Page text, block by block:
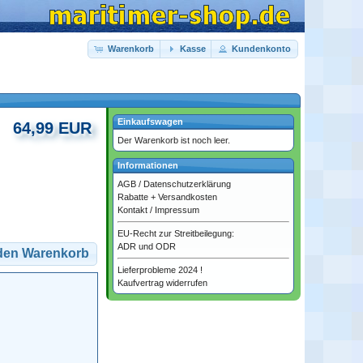
Warenkorb Kasse Kundenkonto
64,99 EUR
Warenkorb
Einkaufswagen
Der Warenkorb ist noch leer.
Informationen
AGB / Datenschutzerklärung
Rabatte + Versandkosten
Kontakt / Impressum
EU-Recht zur Streitbeilegung:
ADR und ODR
Lieferprobleme 2024 !
Kaufvertrag widerrufen